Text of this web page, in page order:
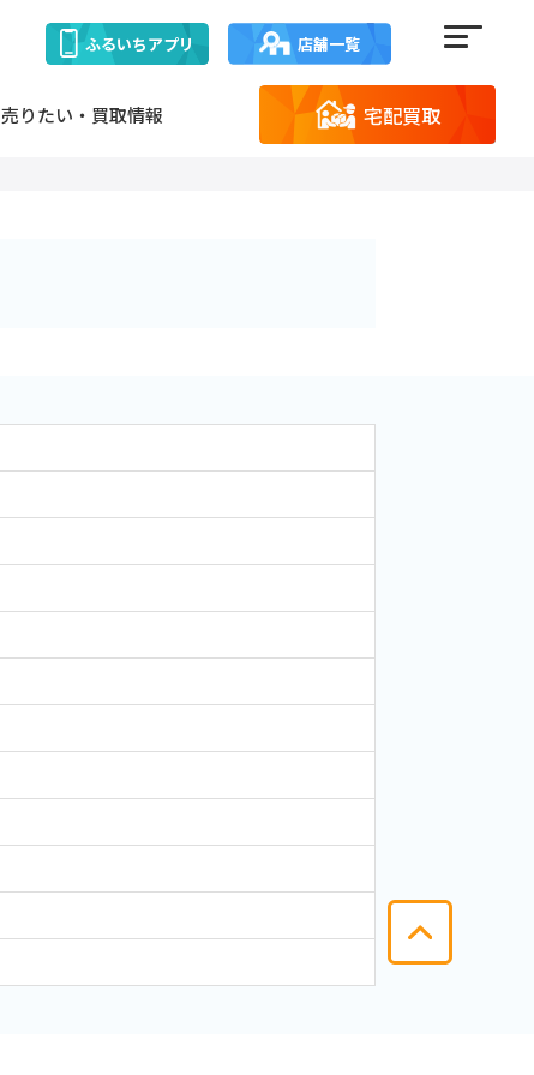
ふるいちアプリ 店舗一覧
売りたい・買取情報 宅配買取